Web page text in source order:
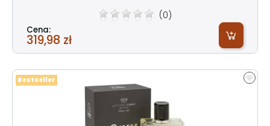
(0)
Cena:
319,98 zł
Bestseller